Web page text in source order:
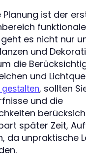
ist der
es nicht nur
und
die
und
gestalten, sollten
und die
später Zeit,
da unpraktische